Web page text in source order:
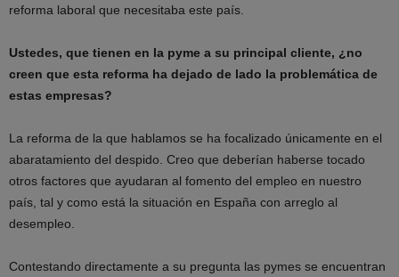
reforma laboral que necesitaba este país.
Ustedes, que tienen en la pyme a su principal cliente, ¿no
creen que esta reforma ha dejado de lado la problemática de
estas empresas?
La reforma de la que hablamos se ha focalizado únicamente en el
abaratamiento del despido. Creo que deberían haberse tocado
otros factores que ayudaran al fomento del empleo en nuestro
país, tal y como está la situación en España con arreglo al
desempleo.
Contestando directamente a su pregunta las pymes se encuentran